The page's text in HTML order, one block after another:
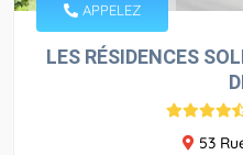
APPELEZ
LES RÉSIDENCES
53